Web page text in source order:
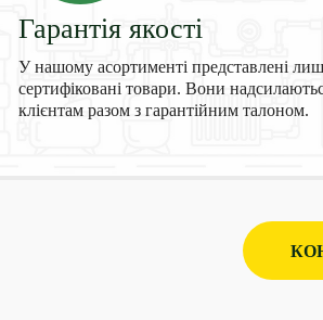
Гарантія якості
У нашому асортименті представлені
сертифіковані товари. Вони
клієнтам разом з гарантійним талоном.